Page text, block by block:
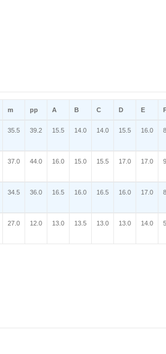
m pp A B C D E
35.5 39.2 15.5 14.0 14.0 15.5 16.0
37.0 44.0 16.0 15.0 15.5 17.0 17.0
34.5 36.0 16.5 16.0 16.5 16.0 17.0
27.0 12.0 13.0 13.5 13.0 13.0 14.0